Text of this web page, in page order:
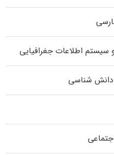
اطلاعات جغرافیایی
دانش شناسی